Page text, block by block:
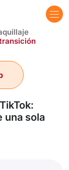
una sola